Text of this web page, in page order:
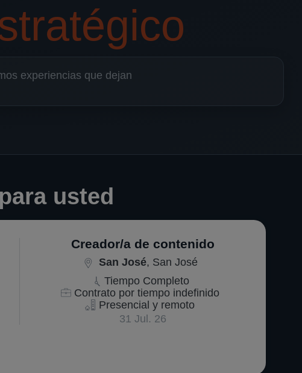
experiencias que dejan
usted
Creador/a de contenido
San José, San José
Tiempo Completo
Contrato por tiempo indefinido
Presencial y remoto
31 Jul. 26